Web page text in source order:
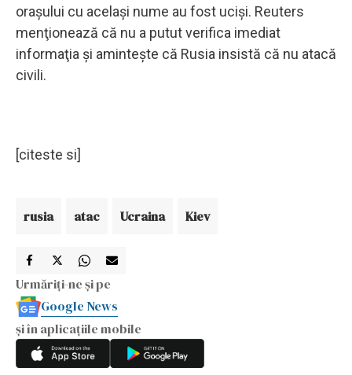
oraşului cu acelaşi nume au fost ucişi. Reuters
menţionează că nu a putut verifica imediat
informaţia şi aminteşte că Rusia insistă că nu atacă
civili.
[citeste si]
rusia atac Ucraina Kiev
Urmăriți-ne și pe
Google News
și în aplicațiile mobile